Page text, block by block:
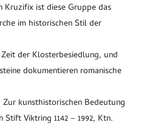
Kruzifix ist diese Gruppe das
im historischen Stil der
der Klosterbesiedlung, und
dokumentieren romanische
kunsthistorischen Bedeutung
Viktring 1142 – 1992, Ktn.